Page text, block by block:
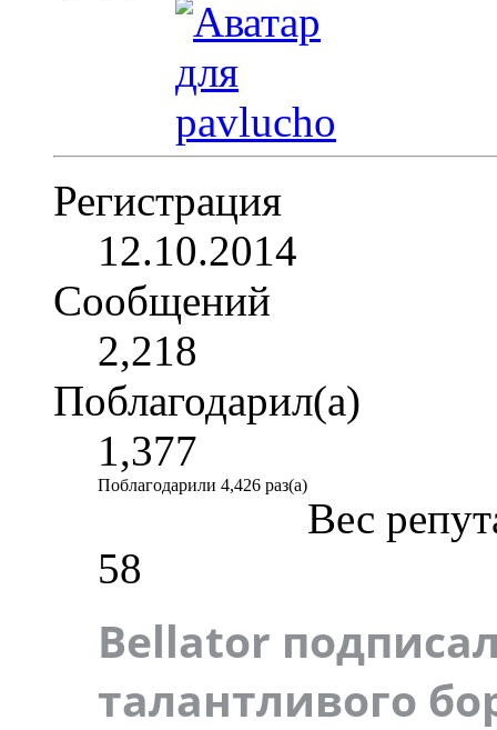
Регистрация
12.10.2014
Сообщений
2,218
Поблагодарил(а)
1,377
Поблагодарили 4,426 раз(а)
Вес
58
Bellator
талантливого